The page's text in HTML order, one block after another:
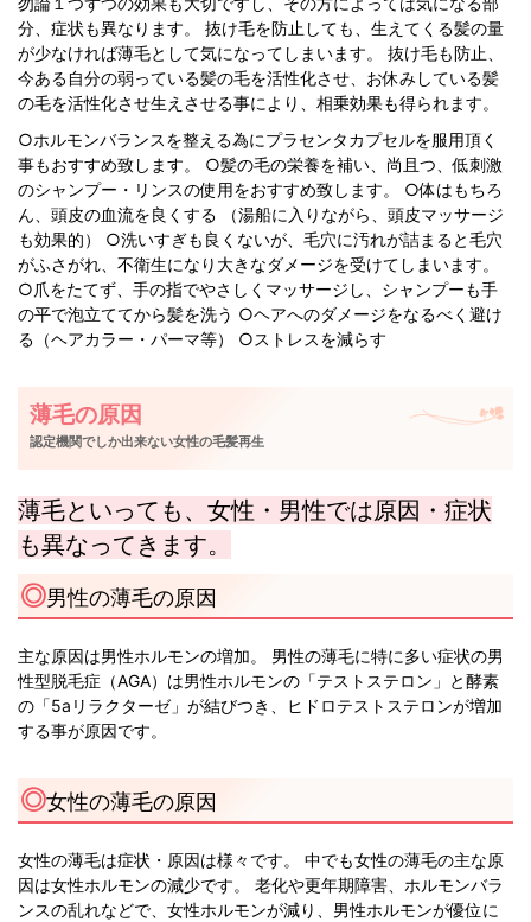
分、症状も異なります。 抜け毛を防止しても、生えてくる髪の量
が少なければ薄毛として気になってしまいます。 抜け毛も防止、
今ある自分の弱っている髪の毛を活性化させ、お休みしている髪
の毛を活性化させ生えさせる事により、相乗効果も得られます。
○ホルモンバランスを整える為にプラセンタカプセルを服用頂く
事もおすすめ致します。 ○髪の毛の栄養を補い、尚且つ、低刺激
のシャンプー・リンスの使用をおすすめ致します。 ○体はもちろ
ん、頭皮の血流を良くする （湯船に入りながら、頭皮マッサージ
も効果的） ○洗いすぎも良くないが、毛穴に汚れが詰まると毛穴
がふさがれ、不衛生になり大きなダメージを受けてしまいます。
○爪をたてず、手の指でやさしくマッサージし、シャンプーも手
の平で泡立ててから髪を洗う ○ヘアへのダメージをなるべく避け
る（ヘアカラー・パーマ等） ○ストレスを減らす
薄毛の原因
認定機関でしか出来ない女性の毛髪再生
薄毛といっても、女性・男性では原因・症状
も異なってきます。
男性の薄毛の原因
主な原因は男性ホルモンの増加。 男性の薄毛に特に多い症状の男
性型脱毛症（AGA）は男性ホルモンの「テストステロン」と酵素
の「5aリラクターゼ」が結びつき、ヒドロテストステロンが増加
する事が原因です。
女性の薄毛の原因
女性の薄毛は症状・原因は様々です。 中でも女性の薄毛の主な原
因は女性ホルモンの減少です。 老化や更年期障害、ホルモンバラ
ンスの乱れなどで、女性ホルモンが減り、男性ホルモンが優位に